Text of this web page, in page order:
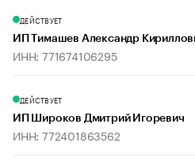
ДЕЙСТВУЕТ
ИП Тимашев Александр
ИНН: 771674106295
ДЕЙСТВУЕТ
ИП Широков Дмитрий Игоревич
ИНН: 772401863562